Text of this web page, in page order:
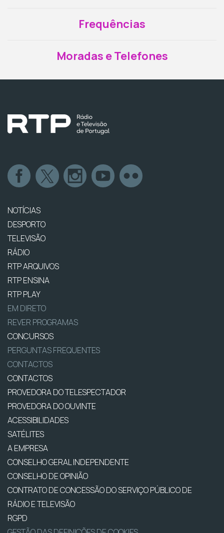
Frequências
Moradas e Telefones
NOTÍCIAS
DESPORTO
TELEVISÃO
RÁDIO
RTP ARQUIVOS
RTP ENSINA
RTP PLAY
EM DIRETO
REVER PROGRAMAS
CONCURSOS
PERGUNTAS FREQUENTES
CONTACTOS
CONTACTOS
PROVEDORA DO TELESPECTADOR
PROVEDORA DO OUVINTE
ACESSIBILIDADES
SATÉLITES
A EMPRESA
CONSELHO GERAL INDEPENDENTE
CONSELHO DE OPINIÃO
CONTRATO DE CONCESSÃO DO SERVIÇO PÚBLICO DE
RÁDIO E TELEVISÃO
RGPD